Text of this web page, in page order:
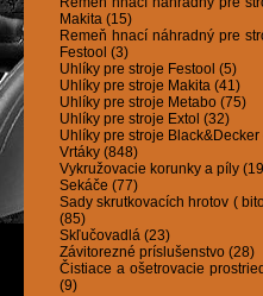
Makita (15)
Remeň hnací náhradný pre
Festool (3)
Uhlíky pre stroje Festool (5)
Uhlíky pre stroje Makita (41)
Uhlíky pre stroje Metabo (75)
Uhlíky pre stroje Extol (32)
Uhlíky pre stroje Black&Decker
Vrtáky (848)
Vykružovacie korunky a píly
Sekáče (77)
Sady skrutkovacích hrotov (
(85)
Skľučovadlá (23)
Závitorezné príslušenstvo (28)
Čistiace a ošetrovacie
(9)